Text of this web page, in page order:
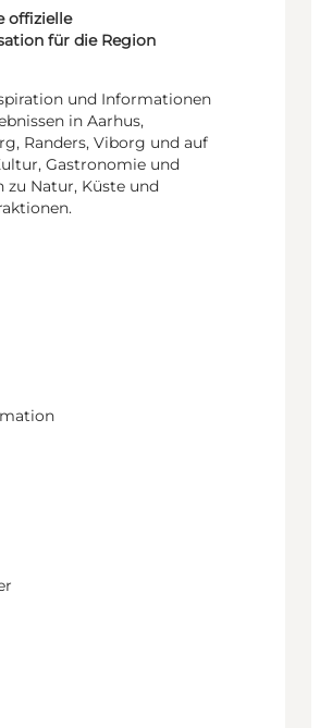
offizielle
für die Region
und Informationen
in Aarhus,
Randers, Viborg und auf
Gastronomie und
zu Natur, Küste und